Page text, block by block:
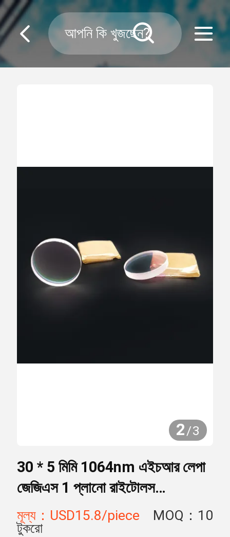
2/3
30 * 5 মিমি 1064nm এইচআর লেপা
জেজিএস 1 প্লানো রাইটোলস
স্পেকট্রোস্কোপ
মূল্য：USD15.8/piece
MOQ：10
টুকরো